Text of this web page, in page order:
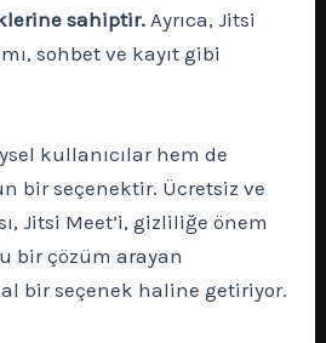
sahiptir. Ayrıca, Jitsi
sohbet ve kayıt gibi
kullanıcılar hem de
bir seçenektir. Ücretsiz ve
Jitsi Meet’i, gizliliğe önem
bir çözüm arayan
bir seçenek haline getiriyor.